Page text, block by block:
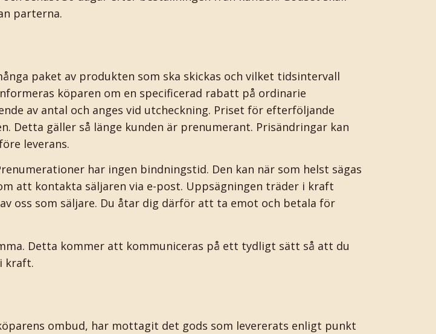
parterna.
paket av produkten som ska skickas och vilket tidsintervall
köparen om en specificerad rabatt på ordinarie
av antal och anges vid utcheckning. Priset för efterföljande
Detta gäller så länge kunden är prenumerant. Prisändringar kan
leverans.
har ingen bindningstid. Den kan när som helst sägas
att kontakta säljaren via e-post. Uppsägningen träder i kraft
oss som säljare. Du åtar dig därför att ta emot och betala för
Detta kommer att kommuniceras på ett tydligt sätt så att du
kraft.
ombud, har mottagit det gods som levererats enligt punkt